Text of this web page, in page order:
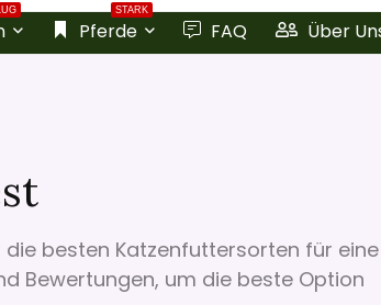
STARK
Pferde FAQ Über
besten Katzenfuttersorten für eine
Bewertungen, um die beste Option